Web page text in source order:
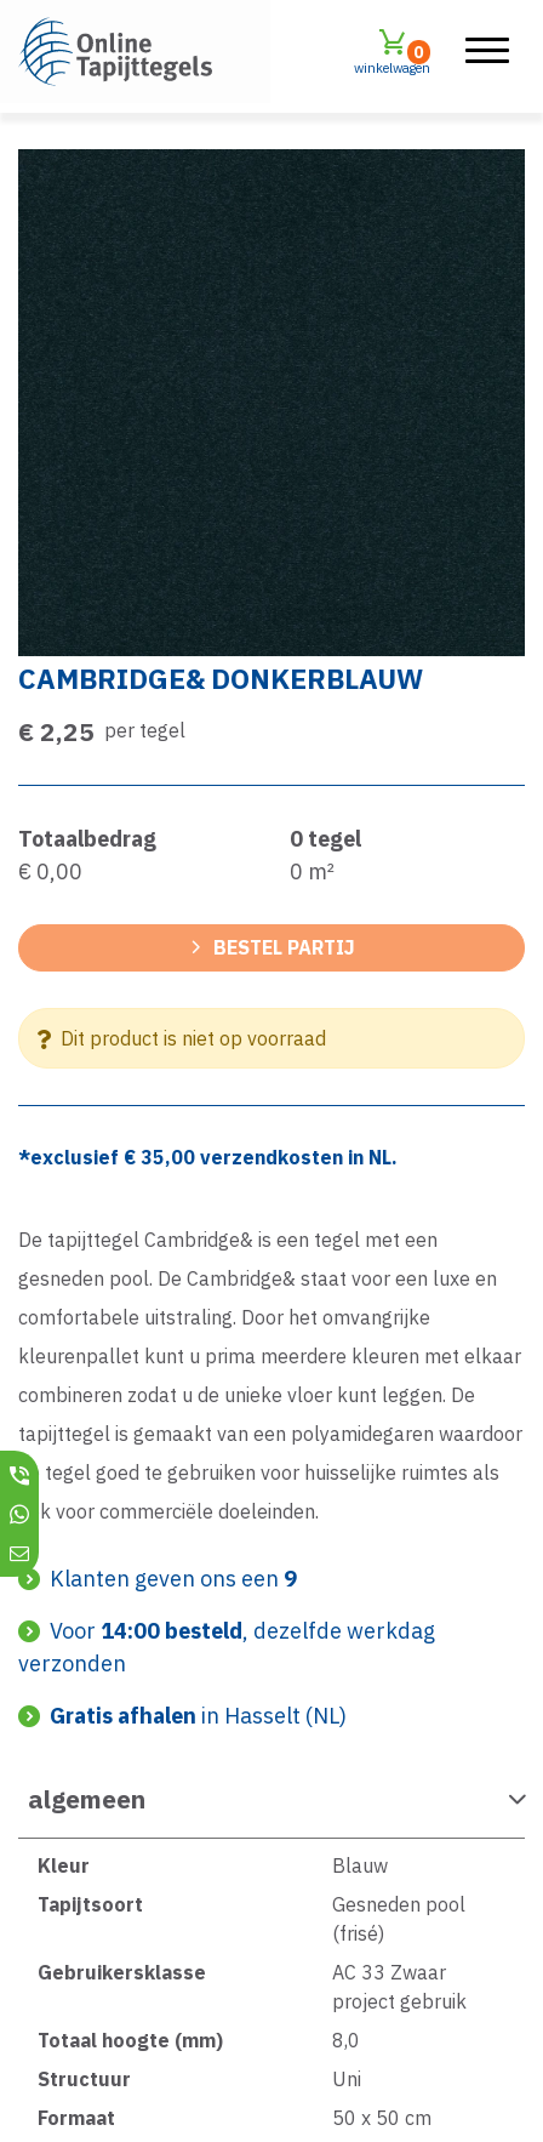
winkelwagen
0
CAMBRIDGE& DONKERBLAUW
€ 2,25 per tegel
Totaalbedrag
€ 0,00
0 tegel
0 m²
BESTEL PARTIJ
Dit product is niet op voorraad
*exclusief € 35,00 verzendkosten in NL.
De tapijttegel Cambridge& is een tegel met een
gesneden pool. De Cambridge& staat voor een luxe en
comfortabele uitstraling. Door het omvangrijke
kleurenpallet kunt u prima meerdere kleuren met elkaar
combineren zodat u de unieke vloer kunt leggen. De
tapijttegel is gemaakt van een polyamidegaren waardoor
de tegel goed te gebruiken voor huisselijke ruimtes als
ook voor commerciële doeleinden.
Klanten geven ons een 9
Voor 14:00 besteld, dezelfde werkdag
verzonden
Gratis afhalen in Hasselt (NL)
algemeen
Kleur
Blauw
Tapijtsoort
Gesneden pool
(frisé)
Gebruikersklasse
AC 33 Zwaar
project gebruik
Totaal hoogte (mm)
8,0
Structuur
Uni
Formaat
50 x 50 cm